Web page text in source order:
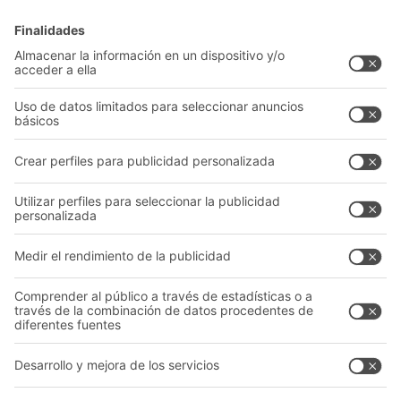
Cajas y contenedores
Sistemas de transporte
Nuestros servicios
Asesoramiento y servicio
Catálogo General
Documentos para descargar
Formulario de contacto
Empresa
Quiénes somos
Nuestra red global
Centros de producción
Follow us
ABIT OF